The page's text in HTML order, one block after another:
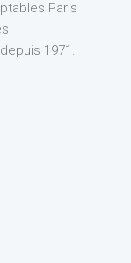
Paris
1971.